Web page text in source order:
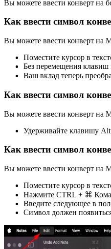
Вы можете ввести конверт на
Как ввести символ
Вы можете ввести конверт на
Поместите курсор в
Без перемещения клавиш
Ваш вклад теперь
Как ввести символ
Вы можете ввести конверт на
Удерживайте клавишу
Как ввести символ
Вы можете ввести конверт на
Поместите курсор в
Нажмите CTRL + ⌘
Введите следующее в
Символ должен